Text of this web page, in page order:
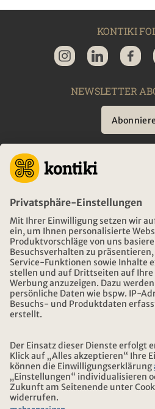
KONTIKI
NEWSLETTER
BERATUNG
NOTFALL AUF REISEN
ÖFFNUNGSZEITEN KONTIKI
DOWNLOAD UND LINKS
ADRESSE
ÜBER KONTIKI
UNSERE PARTNER